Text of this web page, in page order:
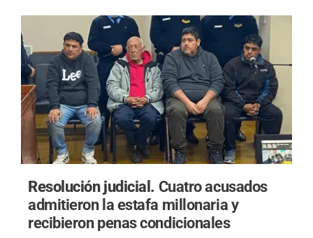
Resolución judicial. Cuatro acusados
admitieron la estafa millonaria y
recibieron penas condicionales